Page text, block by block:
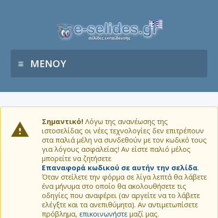
ΜΕΝΟΥ
Σημαντικό! Λόγω της ανανέωσης της
ιστοσελίδας οι νέες τεχνολογίες δεν επιτρέπουν
στα παλιά μέλη να συνδεθούν με τον κωδικό τους
για λόγους ασφαλείας! Αν είστε παλιό μέλος
μπορείτε να ζητήσετε
Επαναφορά κωδικού σε αυτήν την σελίδα.
Όταν στείλετε την φόρμα σε λίγα λεπτά θα λάβετε
ένα μήνυμα στο οποίο θα ακολουθήσετε τις
οδηγίες που αναφέρει (αν αργείτε να το λάβετε
ελέγξτε και τα ανεπιθύμητα). Αν αντιμετωπίσετε
πρόβλημα, επικοινωνήστε μαζί μας.